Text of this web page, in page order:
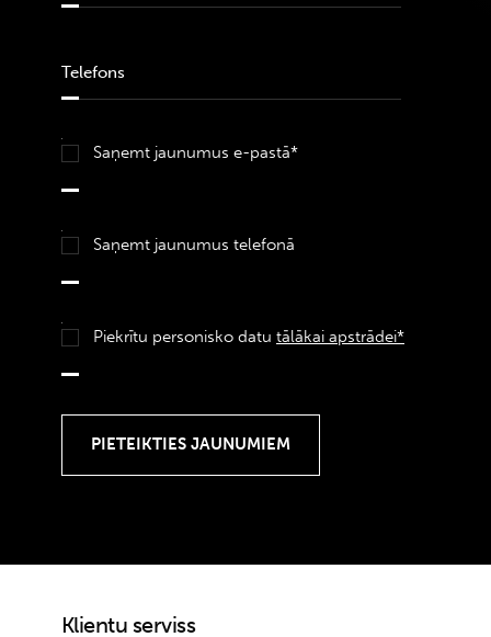
Saņemt jaunumus e-pastā*
Saņemt jaunumus telefonā
Piekrītu personisko datu tālākai apstrādei*
Klientu serviss